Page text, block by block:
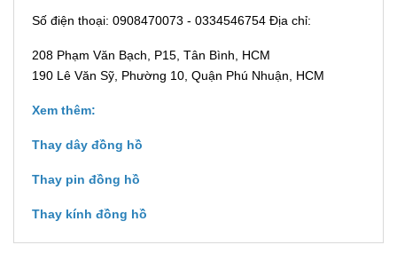
Số điện thoại: 0908470073 - 0334546754 Địa chỉ:
208 Phạm Văn Bạch, P15, Tân Bình, HCM
190 Lê Văn Sỹ, Phường 10, Quận Phú Nhuận, HCM
Xem thêm:
Thay dây đồng hồ
Thay pin đồng hồ
Thay kính đồng hồ